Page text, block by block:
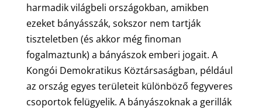
harmadik világbeli országokban, amikben
ezeket bányásszák, sokszor nem tartják
tiszteletben (és akkor még finoman
fogalmaztunk) a bányászok emberi jogait. A
Kongói Demokratikus Köztársaságban, például
az ország egyes területeit különböző fegyveres
csoportok felügyelik. A bányászoknak a gerillák